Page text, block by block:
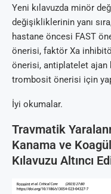
Yeni kılavuzda minör
değişikliklerinin yanı
hastane öncesi FAST
önerisi, faktör Xa
önerisi, antiplatelet ajan
trombosit önerisi için
İyi okumalar.
Travmatik
Kanama ve
Kılavuzu Altıncı